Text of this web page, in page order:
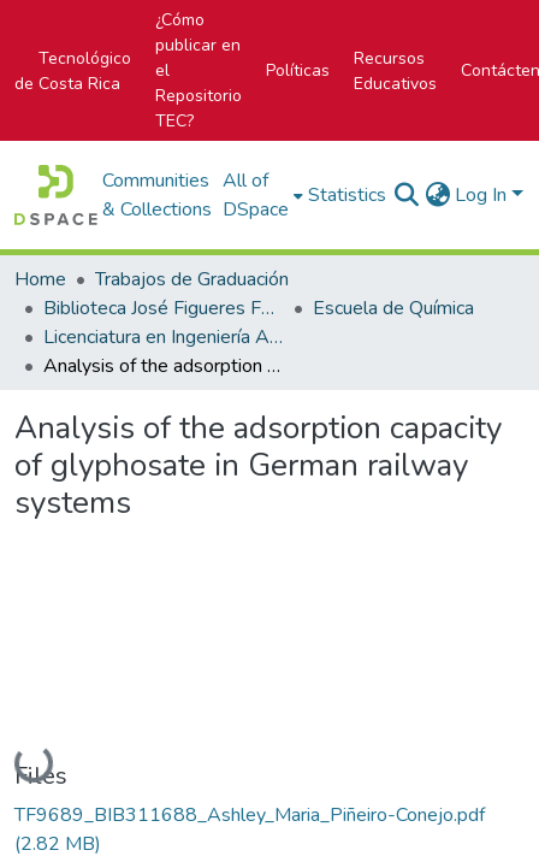
Tecnológico
de Costa Rica
¿Cómo
publicar en
el
Repositorio
TEC?
Políticas
Recursos
Educativos
Communities
& Collections
All of
DSpace
Statistics Log In
Home
Trabajos de Graduación
Biblioteca José Figueres Ferrer
Escuela de Química
Licenciatura en Ingeniería Ambiental
Analysis of the adsorption capacity of glyphosate in German railway systems
Analysis of the adsorption capacity
of glyphosate in German railway
systems
Loading...
Files
TF9689_BIB311688_Ashley_Maria_Piñeiro-Conejo.pdf
(2.82 MB)